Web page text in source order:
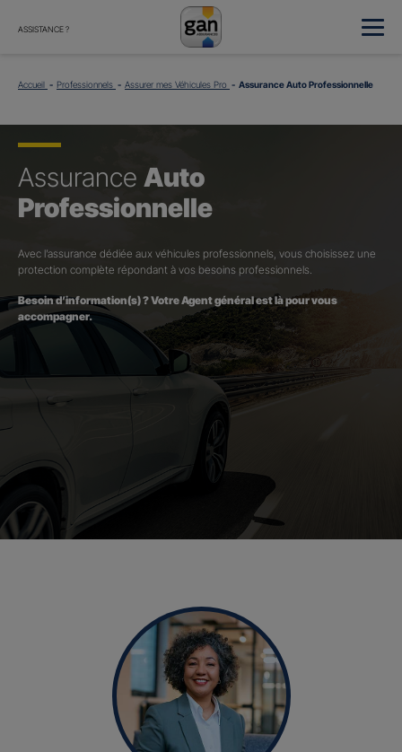
ASSISTANCE ?
Accueil Professionnels Assurer mes Véhicules Pro Assurance Auto Professionnelle
Assurance Auto
Professionnelle
Avec l’assurance dédiée aux véhicules professionnels, vous choisissez une
protection complète répondant à vos besoins professionnels.
Besoin d’information(s) ? Votre Agent général est là pour vous
accompagner.